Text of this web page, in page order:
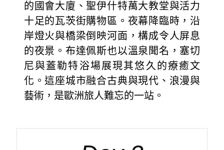
的國會大廈、聖伊什特萬大教堂與活力
十足的瓦茨街購物區。夜幕降臨時，沿
岸燈火與橋梁倒映河面，構成令人屏息
的夜景。布達佩斯也以溫泉聞名，塞切
尼與蓋勒特浴場展現其悠久的療癒文
化。這座城市融合古典與現代、浪漫與
藝術，是歐洲旅人難忘的一站。